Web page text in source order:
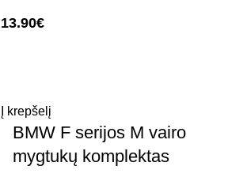
13.90€
Į krepšelį
BMW F serijos M vairo
mygtukų komplektas